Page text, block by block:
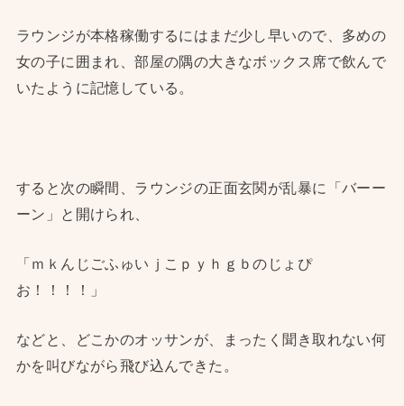
ラウンジが本格稼働するにはまだ少し早いので、多めの
女の子に囲まれ、部屋の隅の大きなボックス席で飲んで
いたように記憶している。
すると次の瞬間、ラウンジの正面玄関が乱暴に「バーー
ーン」と開けられ、
「ｍｋんじごふゅいｊこｐｙｈｇｂのじょぴ
お！！！！」
などと、どこかのオッサンが、まったく聞き取れない何
かを叫びながら飛び込んできた。